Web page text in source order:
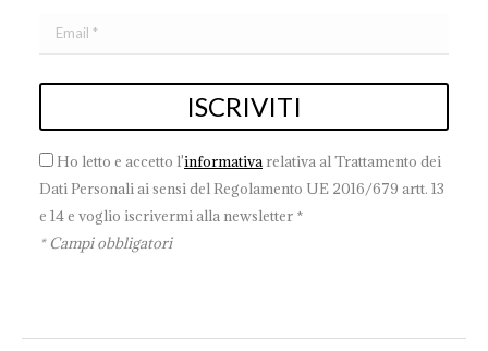
Ho letto e accetto l'informativa relativa al Trattamento dei
Dati Personali ai sensi del Regolamento UE 2016/679 artt. 13
e 14 e voglio iscrivermi alla newsletter *
* Campi obbligatori